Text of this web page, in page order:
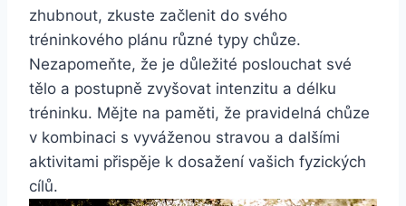
zhubnout, zkuste začlenit do svého
tréninkového plánu různé typy chůze.
Nezapomeňte, že je důležité poslouchat své
tělo a postupně zvyšovat intenzitu a délku
tréninku. Mějte na paměti, že pravidelná chůze
v kombinaci s vyváženou stravou a dalšími
aktivitami přispěje k dosažení vašich fyzických
cílů.